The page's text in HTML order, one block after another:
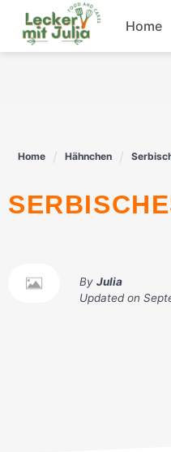
Skip
content
Home
Home Hähnchen
By Julia
Updated on